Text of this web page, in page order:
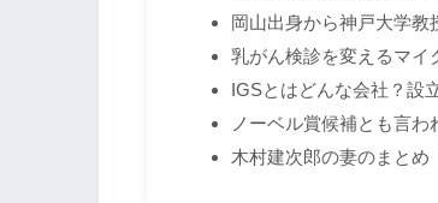
岡山出身から神戸大学教
乳がん検診を変えるマイ
IGSとはどんな会社？設
ノーベル賞候補とも言
木村建次郎の妻のまとめ